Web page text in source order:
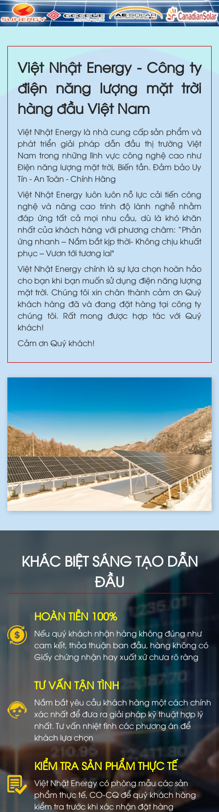
Việt Nhật Energy - Công ty
điện năng lượng mặt trời
hàng đầu Việt Nam
Việt Nhật Energy là nhà cung cấp sản phẩm và
phát triển giải pháp dẫn đầu thị trường Việt
Nam trong những lĩnh vực công nghệ cao như
Điện năng lượng mặt trời, Biến tần. Đảm bảo Uy
Tín - An Toàn - Chính Hãng
Việt Nhật Energy luôn luôn nỗ lực cải tiến công
nghệ và nâng cao trình độ lành nghề nhằm
đáp ứng tất cả mọi nhu cầu, dù là khó khăn
nhất của khách hàng với phương châm: “Phản
ứng nhanh – Nắm bắt kịp thời- Không chịu khuất
phục – Vươn tới tương lai"
Việt Nhật Energy chính là sự lựa chọn hoàn hảo
cho bạn khi bạn muốn sử dụng điện năng lượng
mặt trời. Chúng tôi xin chân thành cảm ơn Quý
khách hàng đã và đang đặt hàng tại công ty
chúng tôi. Rất mong được hợp tác với Quý
khách!
Cảm ơn Quý khách!
KHÁC BIỆT SÁNG TẠO DẪN
ĐẦU
HOÀN TIỀN 100%
Nếu quý khách nhận hàng không đúng như
cam kết, thỏa thuận ban đầu, hàng không có
Giấy chứng nhận hay xuất xứ chưa rõ ràng
TƯ VẤN TẬN TÌNH
Nắm bắt yêu cầu khách hàng một cách chính
xác nhất để đưa ra giải pháp kỹ thuật hợp lý
nhất. Tư vấn nhiệt tình các phương án để
khách lựa chọn
KIỂM TRA SẢN PHẨM THỰC TẾ
Việt Nhật Energy có phòng mẫu các sản
phẩm thực tế, CO-CQ để quý khách hàng
kiểm tra trước khi xác nhận đặt hàng